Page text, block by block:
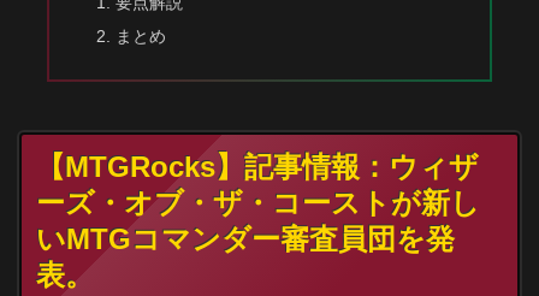
まとめ
【MTGRocks】記事情報：ウィザ
ーズ・オブ・ザ・コーストが新し
いMTGコマンダー審査員団を発
表。